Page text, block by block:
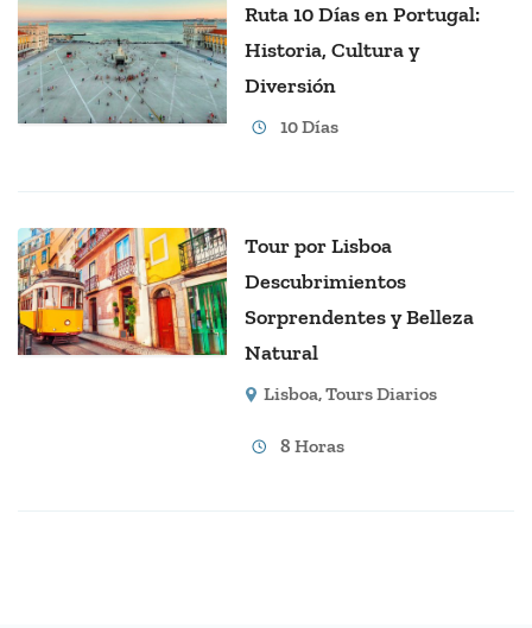
Ruta 10 Días en Portugal:
Historia, Cultura y
Diversión
10 Días
Tour por Lisboa
Descubrimientos
Sorprendentes y Belleza
Natural
Lisboa,Tours Diarios
8 Horas